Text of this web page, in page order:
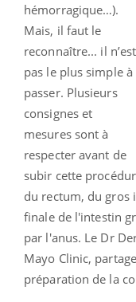
hémorragique…).
Mais, il faut le
reconnaître... il n’est
pas le plus simple à
passer. Plusieurs
consignes et
mesures sont à
respecter avant de
subir cette
du rectum, du gros
finale de l'intestin
par l'anus. Le Dr
Mayo Clinic,
préparation de la